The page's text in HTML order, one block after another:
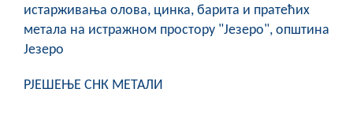
истарживања олова, цинка, барита и пратећих
метала на истражном простору "Језеро", општина
Језеро
РЈЕШЕЊЕ СНК МЕТАЛИ